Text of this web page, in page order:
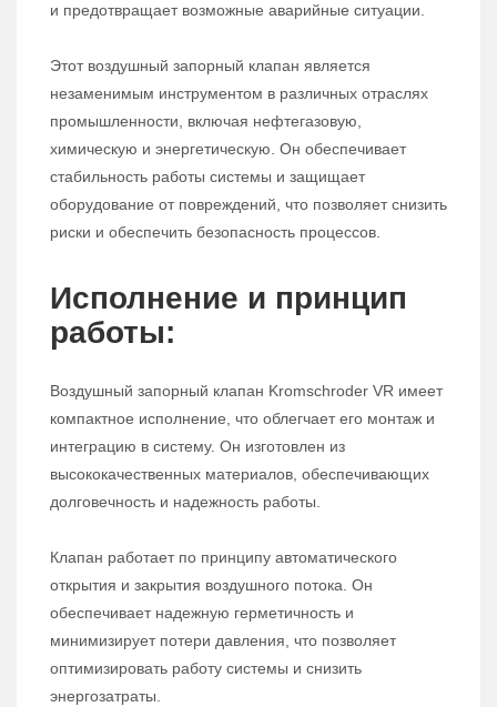
и предотвращает возможные аварийные ситуации.
Этот воздушный запорный клапан является
незаменимым инструментом в различных отраслях
промышленности, включая нефтегазовую,
химическую и энергетическую. Он обеспечивает
стабильность работы системы и защищает
оборудование от повреждений, что позволяет снизить
риски и обеспечить безопасность процессов.
Исполнение и принцип
работы:
Воздушный запорный клапан Kromschroder VR имеет
компактное исполнение, что облегчает его монтаж и
интеграцию в систему. Он изготовлен из
высококачественных материалов, обеспечивающих
долговечность и надежность работы.
Клапан работает по принципу автоматического
открытия и закрытия воздушного потока. Он
обеспечивает надежную герметичность и
минимизирует потери давления, что позволяет
оптимизировать работу системы и снизить
энергозатраты.